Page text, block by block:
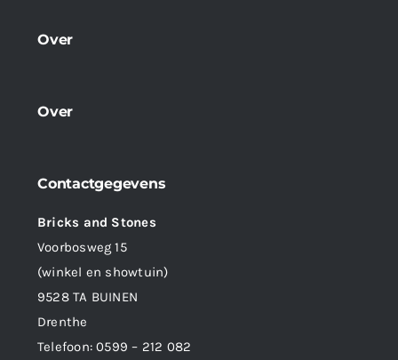
Over
Over
Contactgegevens
Bricks and Stones
Voorbosweg 15
(winkel en showtuin)
9528 TA BUINEN
Drenthe
Telefoon:0599 – 212 082